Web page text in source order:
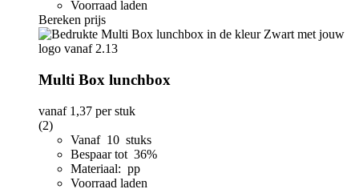
Voorraad laden
Bereken prijs
Multi Box lunchbox
vanaf 1,37 per stuk
(2)
Vanaf 10 stuks
Bespaar tot 36%
Materiaal: pp
Voorraad laden